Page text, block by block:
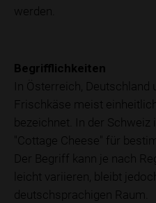
werden.
Begrifflichkeiten
In Österreich,
Frischkäse meist
bezeichnet. In der
"Cottage Cheese" für
Der Begriff kann je nach
leicht variieren, bleibt
deutschsprachigen Raum.